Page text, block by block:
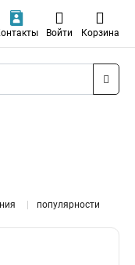
Войти Корзина
популярности